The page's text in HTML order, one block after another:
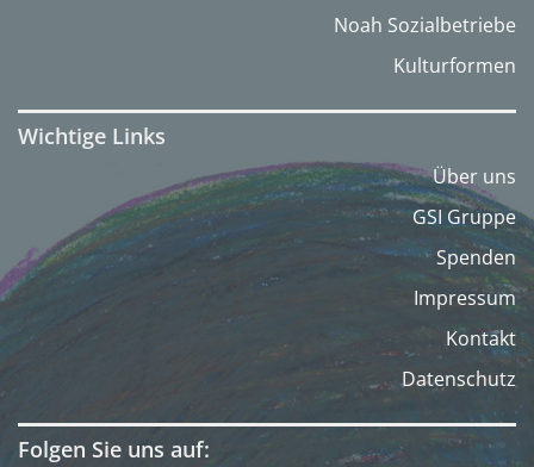
Noah Sozialbetriebe
Kulturformen
Wichtige Links
Über uns
GSI Gruppe
Spenden
Impressum
Kontakt
Datenschutz
Folgen Sie uns auf: